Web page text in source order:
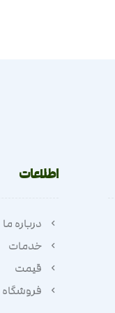
اطلاعات
درباره ما
خدمات
قیمت
فروشگاه